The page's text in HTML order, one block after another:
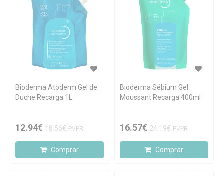
Bioderma Atoderm Gel de
Duche Recarga 1L
12.94€ 18.56€ PVPR
Comprar
Bioderma Sébium Gel
Moussant Recarga 400ml
16.57€ 24.19€ PVPR
Comprar